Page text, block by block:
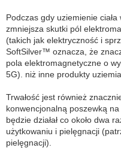
Podczas gdy uziemienie
zmniejsza skutki pól
(takich jak elektryczność i
SoftSilver™ oznacza, że
pola elektromagnetyczne o
5G). niż inne produkty
Trwałość jest również
konwencjonalną poszewką
będzie działał co około dwa
użytkowaniu i pielęgnacji
pielęgnacji).